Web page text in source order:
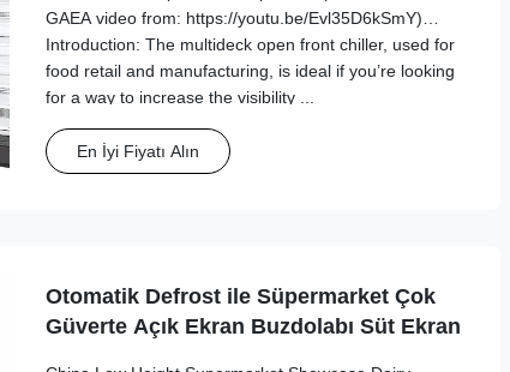
GAEA video from: https://youtu.be/Evl35D6kSmY)
Introduction: The multideck open front chiller, used for
food retail and manufacturing, is ideal if you’re looking
for a way to increase the visibility ...
En İyi Fiyatı Alın
Otomatik Defrost ile Süpermarket Çok
Güverte Açık Ekran Buzdolabı Süt Ekran